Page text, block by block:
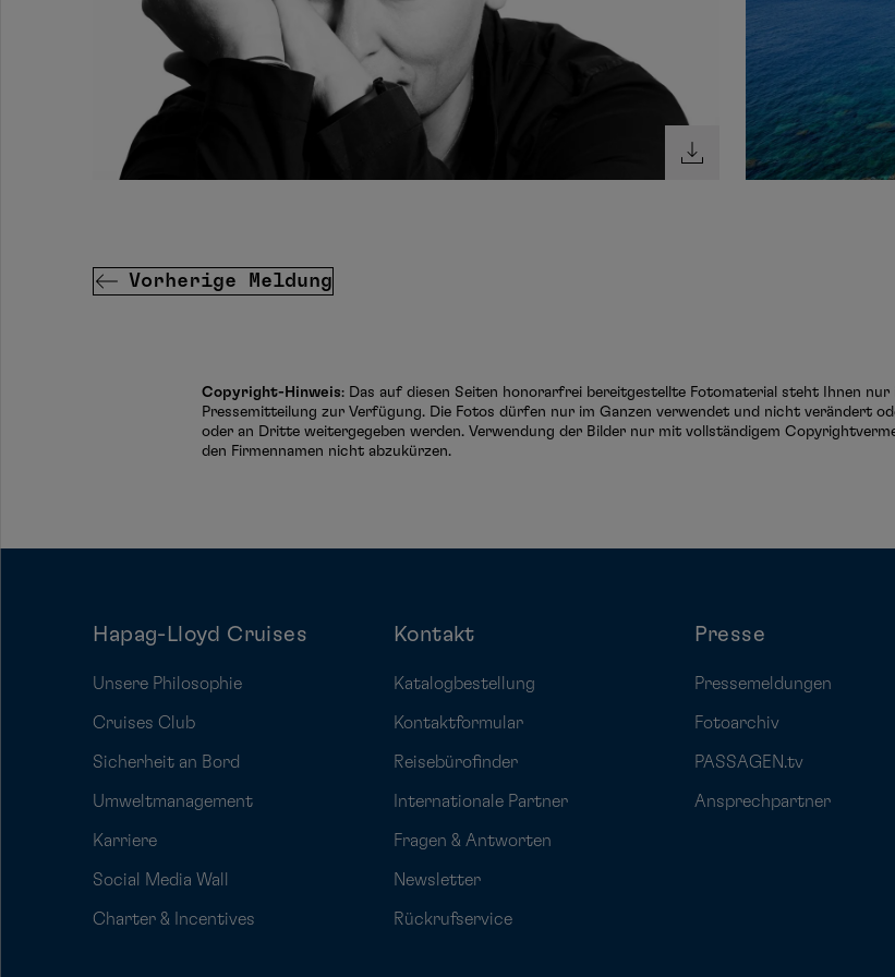
Vorherige Meldung
Copyright-Hinweis: Das auf diesen Seiten honorarfrei bereitgestellte Fotomaterial steht Ihnen
Pressemitteilung zur Verfügung. Die Fotos dürfen nur im Ganzen verwendet und nicht verändert
oder an Dritte weitergegeben werden. Verwendung der Bilder nur mit vollständigem
den Firmennamen nicht abzukürzen.
Hapag-Lloyd Cruises
Unsere Philosophie
Cruises Club
Sicherheit an Bord
Umweltmanagement
Karriere
Social Media Wall
Charter & Incentives
Kontakt
Katalogbestellung
Kontaktformular
Reisebürofinder
Internationale Partner
Fragen & Antworten
Newsletter
Rückrufservice
Presse
Pressemeldungen
Fotoarchiv
PASSAGEN.tv
Ansprechpartner